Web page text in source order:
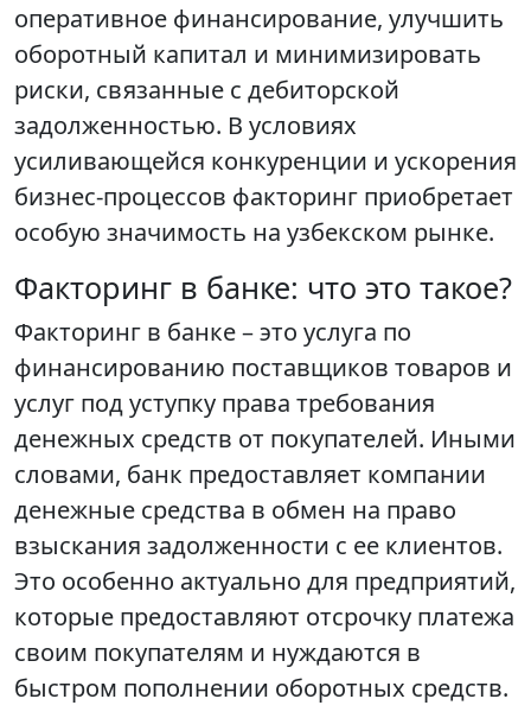
оперативное финансирование, улучшить
оборотный капитал и минимизировать
риски, связанные с дебиторской
задолженностью. В условиях
усиливающейся конкуренции и ускорения
бизнес-процессов факторинг приобретает
особую значимость на узбекском рынке.
Факторинг в банке: что это такое?
Факторинг в банке – это услуга по
финансированию поставщиков товаров и
услуг под уступку права требования
денежных средств от покупателей. Иными
словами, банк предоставляет компании
денежные средства в обмен на право
взыскания задолженности с ее клиентов.
Это особенно актуально для предприятий,
которые предоставляют отсрочку платежа
своим покупателям и нуждаются в
быстром пополнении оборотных средств.